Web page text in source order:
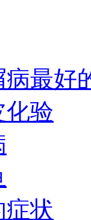
病最好
化验
状